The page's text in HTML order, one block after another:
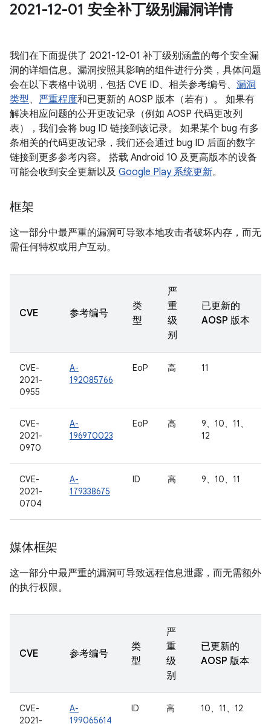
2021-12-01 安全补丁级别漏洞详情
我们在下面提供了 2021-12-01 补丁级别涵盖的每个安全漏
洞的详细信息。漏洞按照其影响的组件进行分类，具体问题
会在以下表格中说明，包括 CVE ID、相关参考编号、 漏洞
类型、 严重程度和已更新的 AOSP 版本（若有）。 如果有
解决相应问题的公开更改记录（例如 AOSP 代码更改列
表），我们会将 bug ID 链接到该记录。 如果某个 bug 有多
条相关的代码更改记录，我们还会通过 bug ID 后面的数字
链接到更多参考内容。 搭载 Android 10 及更高版本的设备
可能会收到安全更新以及 Google Play 系统更新。
框架
这一部分中最严重的漏洞可导致本地攻击者破坏内存，而无
需任何特权或用户互动。
CVE 参考编号
类
型
严
重
级
别
已更新的
AOSP 版本
CVE-
2021-
0955
A-
192085766
EoP 高 11
CVE-
2021-
0970
A-
196970023
EoP 高
9、10、11、
12
CVE-
2021-
0704
A-
179338675
ID 高 9、10、11
媒体框架
这一部分中最严重的漏洞可导致远程信息泄露，而无需额外
的执行权限。
CVE 参考编号
类
型
严
重
级
别
已更新的
AOSP 版本
CVE-
2021-
A-
199065614
ID 高 10、11、12